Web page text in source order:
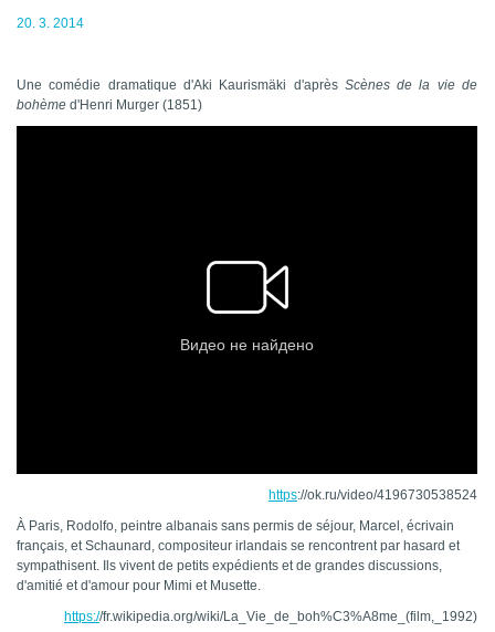
20. 3. 2014
Une comédie dramatique d'Aki Kaurismäki d'après Scènes de la vie de
bohème d'Henri Murger (1851)
https://ok.ru/video/4196730538524
À Paris, Rodolfo, peintre albanais sans permis de séjour, Marcel, écrivain
français, et Schaunard, compositeur irlandais se rencontrent par hasard et
sympathisent. Ils vivent de petits expédients et de grandes discussions,
d'amitié et d'amour pour Mimi et Musette.
https://fr.wikipedia.org/wiki/La_Vie_de_boh%C3%A8me_(film,_1992)